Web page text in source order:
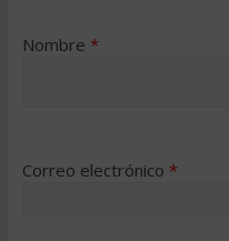
Nombre *
Correo electrónico *